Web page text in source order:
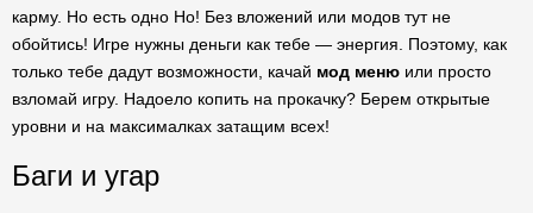
карму. Но есть одно Но! Без вложений или модов тут не
обойтись! Игре нужны деньги как тебе — энергия. Поэтому, как
только тебе дадут возможности, качай мод меню или просто
взломай игру. Надоело копить на прокачку? Берем открытые
уровни и на максималках затащим всех!
Баги и угар